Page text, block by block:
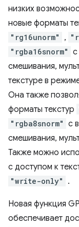
низких
новые форматы
"rg16unorm" ,
"rgba16snorm"
смешивания,
текстуре в
Она также
форматы текстур
"rgba8snorm" с
смешивания,
Также можно
с доступом к
"write-only" .
Новая функция
обеспечивает